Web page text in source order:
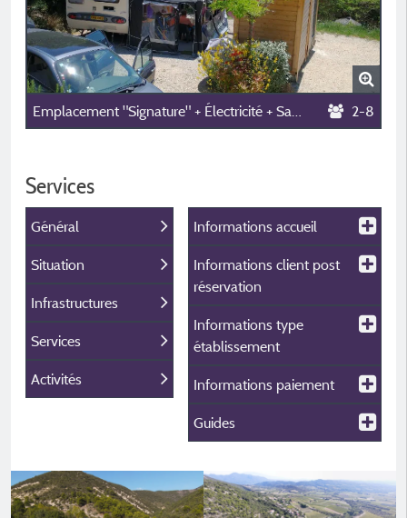
Emplacement "Signature" + Électricité + Sanitaire Privé 2-8
Services
Général
Situation
Infrastructures
Services
Activités
Informations accueil
Informations client post
réservation
Informations type
établissement
Informations paiement
Guides